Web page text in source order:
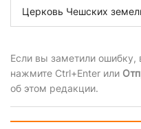
Церковь Чешских
Если вы заметили ошибку,
нажмите Ctrl+Enter или
об этом редакции.